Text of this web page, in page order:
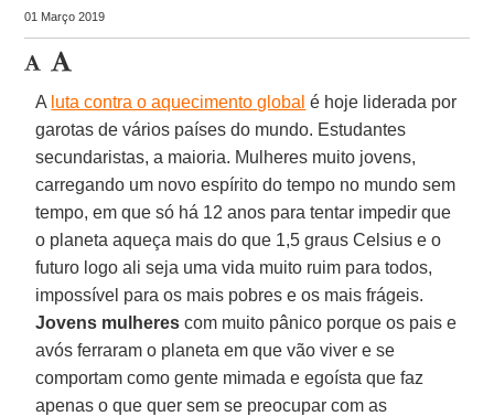
01 Março 2019
A luta contra o aquecimento global é hoje liderada por
garotas de vários países do mundo. Estudantes
secundaristas, a maioria. Mulheres muito jovens,
carregando um novo espírito do tempo no mundo sem
tempo, em que só há 12 anos para tentar impedir que
o planeta aqueça mais do que 1,5 graus Celsius e o
futuro logo ali seja uma vida muito ruim para todos,
impossível para os mais pobres e os mais frágeis.
Jovens mulheres com muito pânico porque os pais e
avós ferraram o planeta em que vão viver e se
comportam como gente mimada e egoísta que faz
apenas o que quer sem se preocupar com as